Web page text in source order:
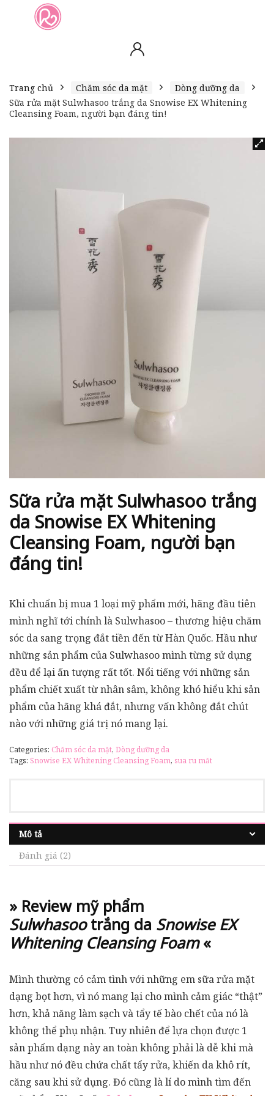
Trang chủ Chăm sóc da mặt
Dòng dưỡng da
Sữa rửa mặt Sulwhasoo trắng da Snowise EX Whitening
Cleansing Foam, người bạn đáng tin!
Sữa rửa mặt Sulwhasoo trắng
da Snowise EX Whitening
Cleansing Foam, người bạn
đáng tin!
Khi chuẩn bị mua 1 loại mỹ phẩm mới, hãng đầu tiên
mình nghĩ tới chính là Sulwhasoo – thương hiệu chăm
sóc da sang trọng đắt tiền đến từ Hàn Quốc. Hầu như
những sản phẩm của Sulwhasoo mình từng sử dụng
đều để lại ấn tượng rất tốt. Nổi tiếng với những sản
phẩm chiết xuất từ nhân sâm, không khó hiểu khi sản
phẩm của hãng khá đắt, nhưng vấn không đắt chút
nào với những giá trị nó mang lại.
Categories: Chăm sóc da mặt, Dòng dưỡng da
Tags: Snowise EX Whitening Cleansing Foam, sua ru măt
Mô tả
Đánh giá (2)
» Review mỹ phẩm
Sulwhasootrắng da Snowise EX
Whitening Cleansing Foam«
Mình thường có cảm tình với những em sữa rửa mặt
dạng bọt hơn, vì nó mang lại cho mình cảm giác “thật”
hơn, khả năng làm sạch và tẩy tế bào chết của nó là
không thể phụ nhận. Tuy nhiên để lựa chọn được 1
sản phẩm dạng này an toàn không phải là dễ khi mà
hầu như nó đều chứa chất tẩy rửa, khiến da khô rít,
căng sau khi sử dụng. Đó cũng là lí do mình tìm đến